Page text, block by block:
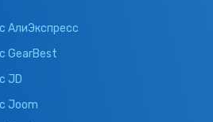
АлиЭкспресс
GearBest
JD
Joom